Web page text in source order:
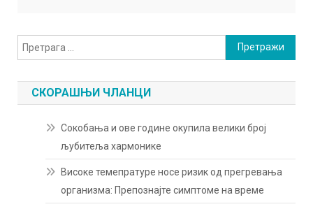
Претрага
за:
СКОРАШЊИ ЧЛАНЦИ
Сокобања и ове године окупила велики број
љубитеља хармонике
Високе темепратуре носе ризик од прегревања
организма: Препознајте симптоме на време